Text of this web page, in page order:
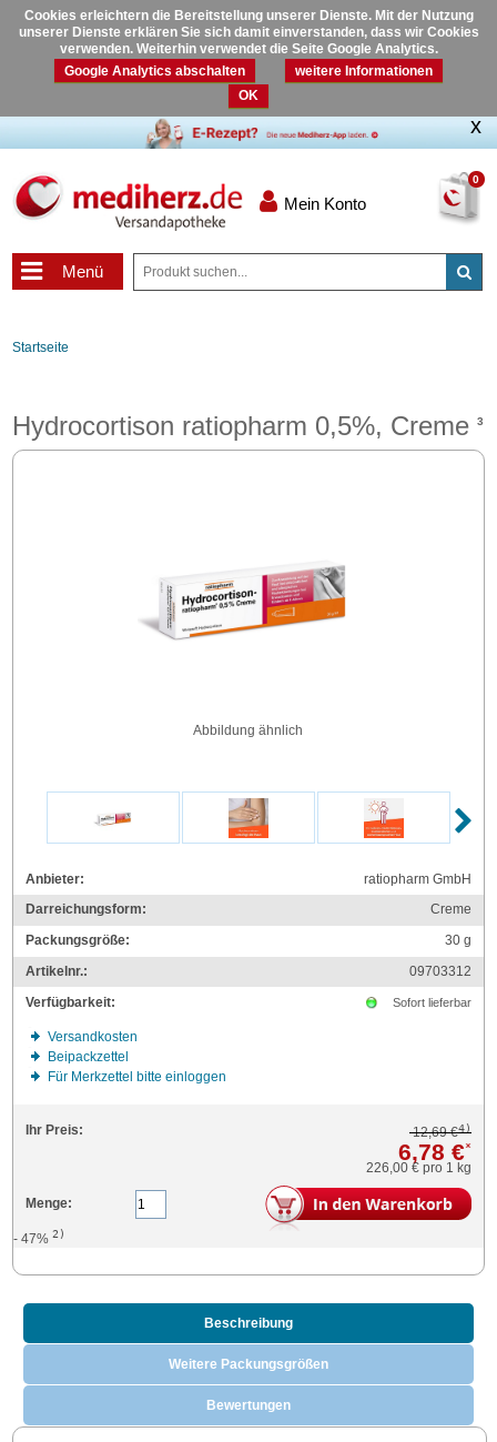
Cookies erleichtern die Bereitstellung unserer Dienste. Mit der Nutzung
unserer Dienste erklären Sie sich damit einverstanden, dass wir Cookies
verwenden. Weiterhin verwendet die Seite Google Analytics.
Google Analytics abschalten
weitere Informationen
OK
0
Mein Konto
Menü
Startseite
Hydrocortison ratiopharm 0,5%, Creme3
Abbildung ähnlich
Anbieter:
ratiopharm GmbH
Darreichungsform:
Creme
Packungsgröße:
30g
Artikelnr.:
09703312
Verfügbarkeit:
Sofort lieferbar
Versandkosten
Beipackzettel
Für Merkzettel bitte einloggen
Ihr Preis: 12,69 €4)
6,78 €*
226,00 € pro 1 kg
Menge:
- 47%2)
Beschreibung
Weitere Packungsgrößen
Bewertungen